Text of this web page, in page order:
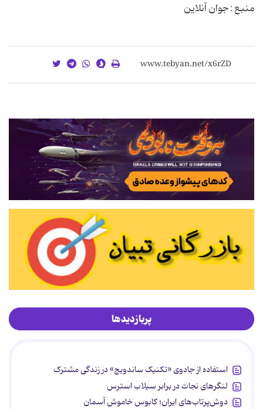
منبع : جوان آنلاین
پربازدیدها
استفاده از جادوی «تکنیک ساندویچ» در زندگی مشترک
لنگرهای نجات در برابر سیلاب استرس
دوش‌پرتاب‌های ایران؛ کابوس خاموش آسمان